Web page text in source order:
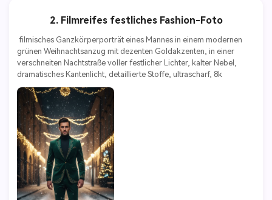
2. Filmreifes festliches Fashion-Foto
filmisches Ganzkörperporträt eines Mannes in einem modernen
grünen Weihnachtsanzug mit dezenten Goldakzenten, in einer
verschneiten Nachtstraße voller festlicher Lichter, kalter Nebel,